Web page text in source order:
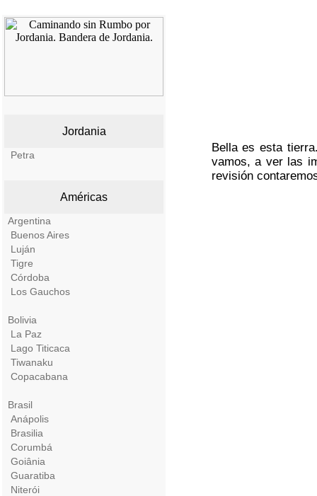
Jordania
Petra
Américas
Argentina
Buenos Aires
Luján
Tigre
Córdoba
Los Gauchos
Bolivia
La Paz
Lago Titicaca
Tiwanaku
Copacabana
Brasil
Anápolis
Brasilia
Corumbá
Goiânia
Guaratiba
Niterói
Bella es esta
vamos, a ver las
revisión